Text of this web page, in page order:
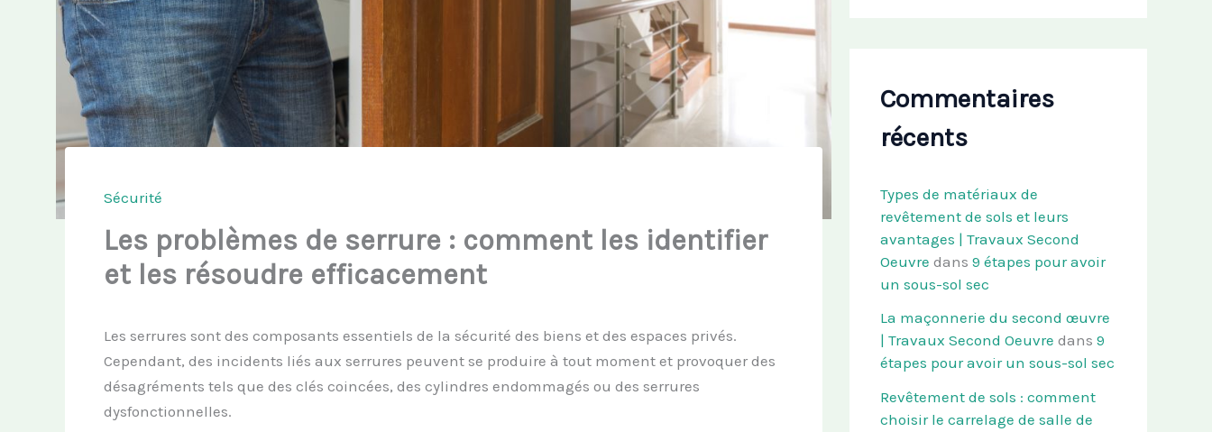
Sécurité
Les problèmes de serrure : comment les identifier
et les résoudre efficacement
Les serrures sont des composants essentiels de la sécurité des biens et des espaces privés.
Cependant, des incidents liés aux serrures peuvent se produire à tout moment et provoquer des
désagréments tels que des clés coincées, des cylindres endommagés ou des serrures
dysfonctionnelles.
Commentaires
récents
Types de matériaux de
revêtement de sols et leurs
avantages | Travaux Second
Oeuvre dans 9 étapes pour avoir
un sous-sol sec
La maçonnerie du second œuvre
| Travaux Second Oeuvre dans 9
étapes pour avoir un sous-sol sec
Revêtement de sols : comment
choisir le carrelage de salle de